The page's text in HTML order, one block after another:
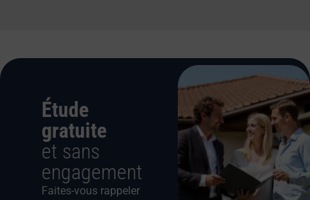
Étude
gratuite
et sans
engagement
Faites-vous rappeler